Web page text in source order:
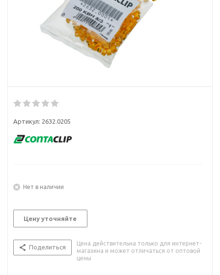
Артикул: 2632.0205
Нет в наличии
Цену уточняйте
Поделиться
Цена действительна только для интернет-
магазина и может отличаться от оптовой
цены